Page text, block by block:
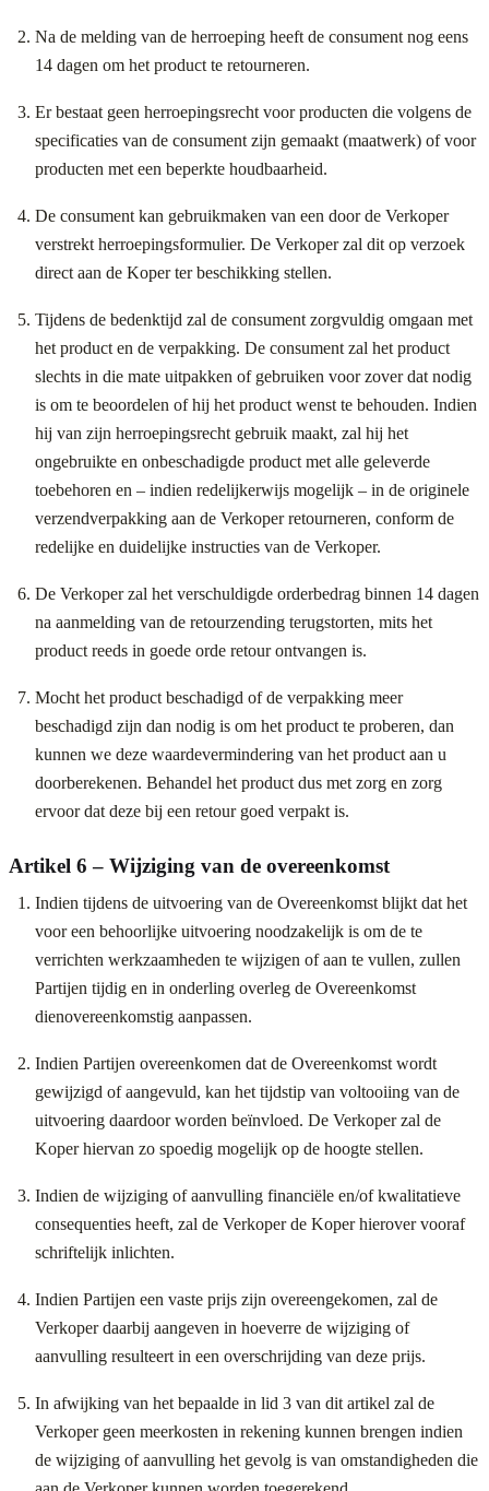
Na de melding van de herroeping heeft de consument nog eens
14 dagen om het product te retourneren.
Er bestaat geen herroepingsrecht voor producten die volgens de
specificaties van de consument zijn gemaakt (maatwerk) of voor
producten met een beperkte houdbaarheid.
De consument kan gebruikmaken van een door de Verkoper
verstrekt herroepingsformulier. De Verkoper zal dit op verzoek
direct aan de Koper ter beschikking stellen.
Tijdens de bedenktijd zal de consument zorgvuldig omgaan met
het product en de verpakking. De consument zal het product
slechts in die mate uitpakken of gebruiken voor zover dat nodig
is om te beoordelen of hij het product wenst te behouden. Indien
hij van zijn herroepingsrecht gebruik maakt, zal hij het
ongebruikte en onbeschadigde product met alle geleverde
toebehoren en – indien redelijkerwijs mogelijk – in de originele
verzendverpakking aan de Verkoper retourneren, conform de
redelijke en duidelijke instructies van de Verkoper.
De Verkoper zal het verschuldigde orderbedrag binnen 14 dagen
na aanmelding van de retourzending terugstorten, mits het
product reeds in goede orde retour ontvangen is.
Mocht het product beschadigd of de verpakking meer
beschadigd zijn dan nodig is om het product te proberen, dan
kunnen we deze waardevermindering van het product aan u
doorberekenen. Behandel het product dus met zorg en zorg
ervoor dat deze bij een retour goed verpakt is.
Artikel 6 – Wijziging van de overeenkomst
Indien tijdens de uitvoering van de Overeenkomst blijkt dat het
voor een behoorlijke uitvoering noodzakelijk is om de te
verrichten werkzaamheden te wijzigen of aan te vullen, zullen
Partijen tijdig en in onderling overleg de Overeenkomst
dienovereenkomstig aanpassen.
Indien Partijen overeenkomen dat de Overeenkomst wordt
gewijzigd of aangevuld, kan het tijdstip van voltooiing van de
uitvoering daardoor worden beïnvloed. De Verkoper zal de
Koper hiervan zo spoedig mogelijk op de hoogte stellen.
Indien de wijziging of aanvulling financiële en/of kwalitatieve
consequenties heeft, zal de Verkoper de Koper hierover vooraf
schriftelijk inlichten.
Indien Partijen een vaste prijs zijn overeengekomen, zal de
Verkoper daarbij aangeven in hoeverre de wijziging of
aanvulling resulteert in een overschrijding van deze prijs.
In afwijking van het bepaalde in lid 3 van dit artikel zal de
Verkoper geen meerkosten in rekening kunnen brengen indien
de wijziging of aanvulling het gevolg is van omstandigheden die